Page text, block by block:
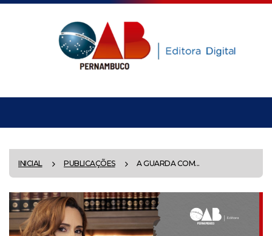
INICIAL PUBLICAÇÕES A GUARDA COM...